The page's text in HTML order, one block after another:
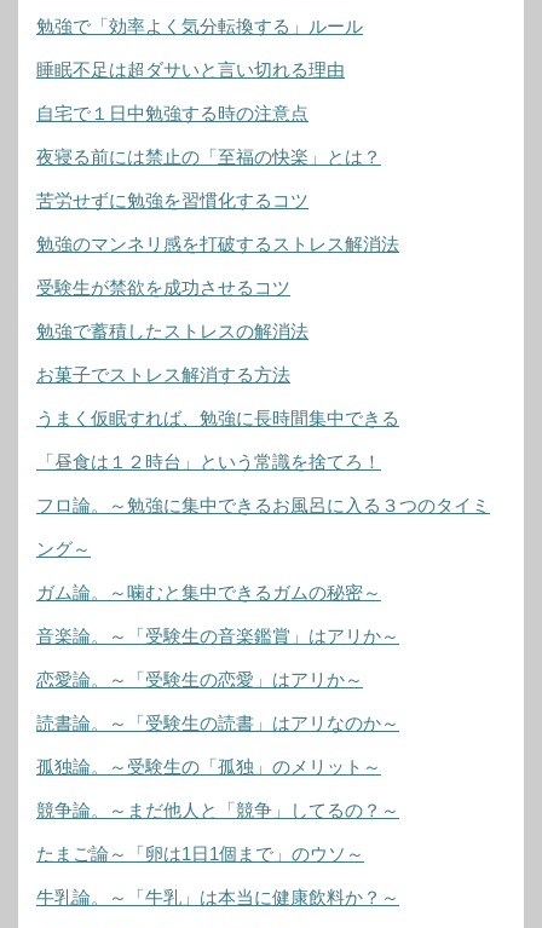
勉強で「効率よく気分転換する」ルール
睡眠不足は超ダサいと言い切れる理由
自宅で１日中勉強する時の注意点
夜寝る前には禁止の「至福の快楽」とは？
苦労せずに勉強を習慣化するコツ
勉強のマンネリ感を打破するストレス解消法
受験生が禁欲を成功させるコツ
勉強で蓄積したストレスの解消法
お菓子でストレス解消する方法
うまく仮眠すれば、勉強に長時間集中できる
「昼食は１２時台」という常識を捨てろ！
フロ論。～勉強に集中できるお風呂に入る３つのタイミ
ング～
ガム論。～噛むと集中できるガムの秘密～
音楽論。～「受験生の音楽鑑賞」はアリか～
恋愛論。～「受験生の恋愛」はアリか～
読書論。～「受験生の読書」はアリなのか～
孤独論。～受験生の「孤独」のメリット～
競争論。～まだ他人と「競争」してるの？～
たまご論～「卵は1日1個まで」のウソ～
牛乳論。～「牛乳」は本当に健康飲料か？～